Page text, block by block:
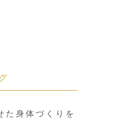
た身体づくりを